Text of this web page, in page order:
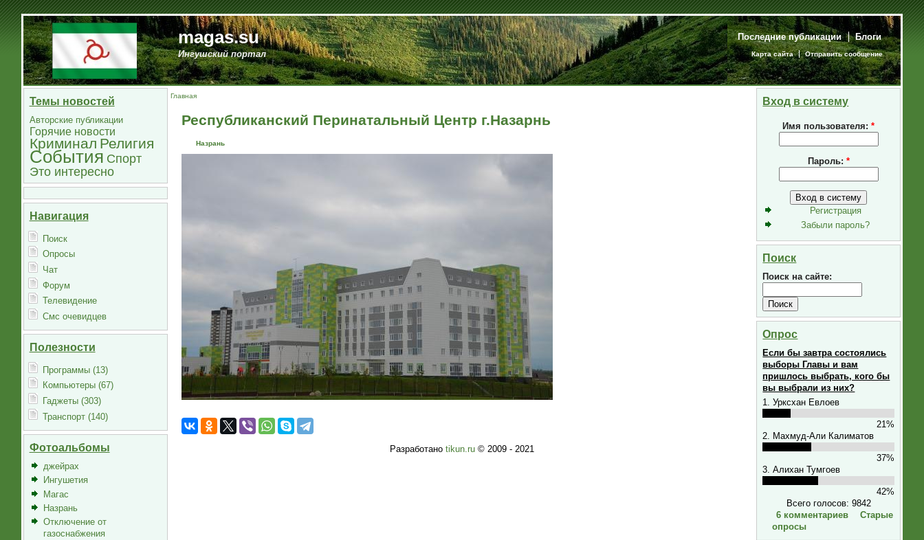
magas.su
Ингушский портал
Последние публикации Блоги
Карта сайта Отправить сообщение
Темы новостей
Авторские публикации
Горячие новости
Криминал Религия
События Спорт
Это интересно
Навигация
Поиск
Опросы
Чат
Форум
Телевидение
Смс очевидцев
Полезности
Программы (13)
Компьютеры (67)
Гаджеты (303)
Транспорт (140)
Фотоальбомы
джейрах
Ингушетия
Магас
Назрань
Отключение от
газоснабжения
Главная
Республиканский Перинатальный Центр г.Назарнь
Назрань
Разработано tikun.ru© 2009 - 2021
Вход в систему
Имя пользователя:*
Пароль: *
Регистрация
Забыли пароль?
Поиск
Поиск на сайте:
Опрос
Если бы завтра состоялись
выборы Главы и вам
пришлось выбрать, кого бы
вы выбрали из них?
1. Урксхан Евлоев
21%
2. Махмуд-Али Калиматов
37%
3. Алихан Тумгоев
42%
Всего голосов: 9842
6 комментариев
Старые
опросы